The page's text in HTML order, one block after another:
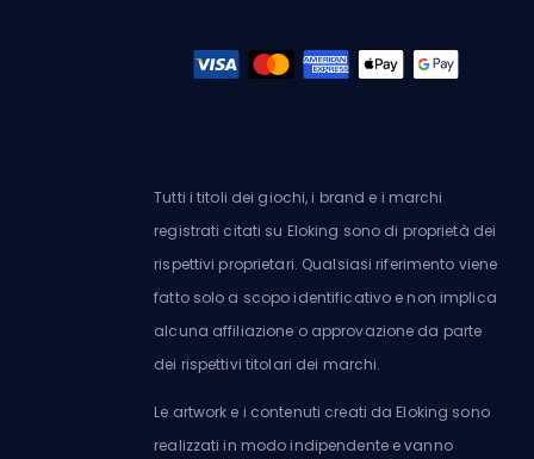
Tutti i titoli dei giochi, i brand e i marchi
registrati citati su Eloking sono di proprietà dei
rispettivi proprietari. Qualsiasi riferimento viene
fatto solo a scopo identificativo e non implica
alcuna affiliazione o approvazione da parte
dei rispettivi titolari dei marchi.
Le artwork e i contenuti creati da Eloking sono
realizzati in modo indipendente e vanno